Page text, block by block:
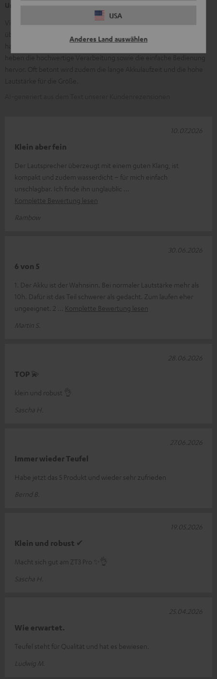
USA
Anderes Land auswählen
Viele Kunden loben den kraftvollen, sauberen Klang mit
überraschend gutem Bass. Häufig genannt wird die kompakte,
handliche und robuste Bauweise, ideal für Reise und Outdoor. Viele
Klein aber fein
Der Lautsprecher überzeugt mit einem guten Klang, ist
kompakt und zudem wasserdicht – für mich einfach
unschlagbar. Ich finde ihn unglaublic
Komplette Bewertung lesen
Rambow
10.07.2026
6 von 5
1. Der Akku ist der Wahnsinn. Bei normaler Lautstärke mehr als
10h. Dafür ist das Teil schwerer als gedacht. Zum laufen eher
ungeeignet. 2
Komplette Bewertung lesen
Martin S.
30.06.2026
TOP 💫
klein und robust 👌
Sascha H.
28.06.2026
Immer wieder Teufel
Habe jetzt das 5 Produkt und wieder sehr zufrieden
Bernd B.
27.06.2026
Klein und robust ✔
Macht sich gut am ZT3 Pro ✨👌
Sascha H.
19.05.2026
Wie erwartet.
Teufel steht für Qualität und hat es bewiesen.
Ludwig M.
25.04.2026